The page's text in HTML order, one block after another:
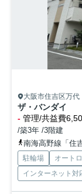
大阪市住吉区万代
ザ・バンダイ
- 管理/共益費
/築3年 /3階建
南海高野線「住
駐輪場 オート
インターネット対